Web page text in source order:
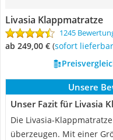
Livasia Klappmatratze
1245
ab 249,00 € ( Sofort lieferbar
Unsere
Unser Fazit für Livasia
Die Livasia-
überzeugen. Mit einer